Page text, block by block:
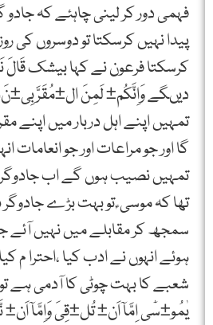
فہمی دور کر لینی چاہئے کہ جادو
پیدا نہیں کرسکتا تو دوسروں کی
کرسکتا فرعون نے کہا بیشک قَالَ
تمہیں اپنے اہل دربار میں اپنے
گا اور جو مراعات اور جو
تمہیں نصیب ہوں گے اب
تھا کہ موسی ؑ تو بہت بڑے جادوگر
سمجھ کر مقابلے میں نہیں آئے
ہوئے انہوں نے ادب کیا ،احترا م
شعبے کا بہت چوٹی کا آدمی ہے تو
یٰمُو±سٰٓی اِمَّآ اَن± تُل±قِیَ وَاِمَّآ